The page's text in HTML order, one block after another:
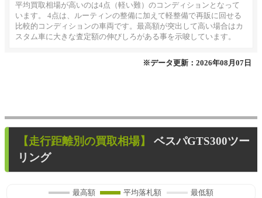
平均買取相場が高いのは4点（軽い難）のコンディションとなって
います。 4点は、ルーティンの整備に加えて軽整備で再販に回せる
比較的コンディションの車両です。最高額が突出して高い場合はカ
スタム車に大きな査定額の伸びしろがある事を示唆しています。
※データ更新：2026年08月07日
【走行距離別の買取相場】
ベスパGTS300ツー
リング
最高額 平均落札額 最低額